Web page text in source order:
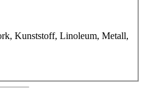
, Kunststoff, Linoleum, Metall,